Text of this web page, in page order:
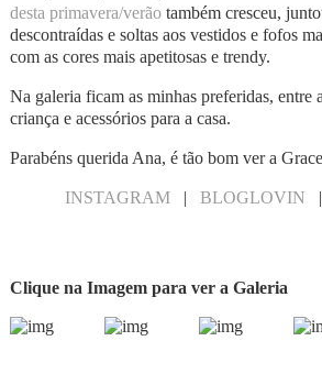
desta primavera/verãotambém cresceu,
descontraídas e soltas aos vestidos e fofos
com as cores mais apetitosas e trendy.
Na galeria ficam as minhas preferidas, entre
criança e acessórios para a casa.
Parabéns querida Ana, é tão bom ver a
INSTAGRAM| BLOGLOVIN |
Clique na Imagem para ver a Galeria